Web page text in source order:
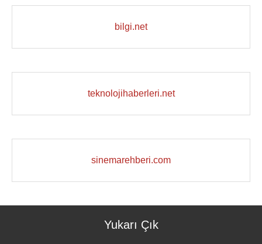
bilgi.net
teknolojihaberleri.net
sinemarehberi.com
Yukarı Çık